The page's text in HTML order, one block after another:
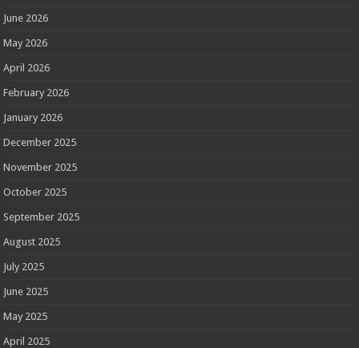
June 2026
May 2026
April 2026
February 2026
January 2026
December 2025
November 2025
October 2025
September 2025
August 2025
July 2025
June 2025
May 2025
April 2025